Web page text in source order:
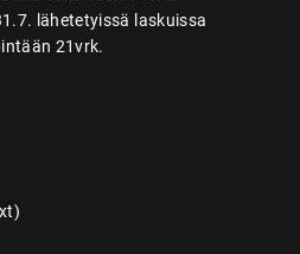
lähetetyissä laskuissa
21vrk.